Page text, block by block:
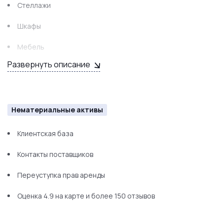
Стеллажи
Шкафы
Мебель
Развернуть описание
Нематериальные активы
Клиентская база
Контакты поставщиков
Переуступка прав аренды
Оценка 4.9 на карте и более 150 отзывов